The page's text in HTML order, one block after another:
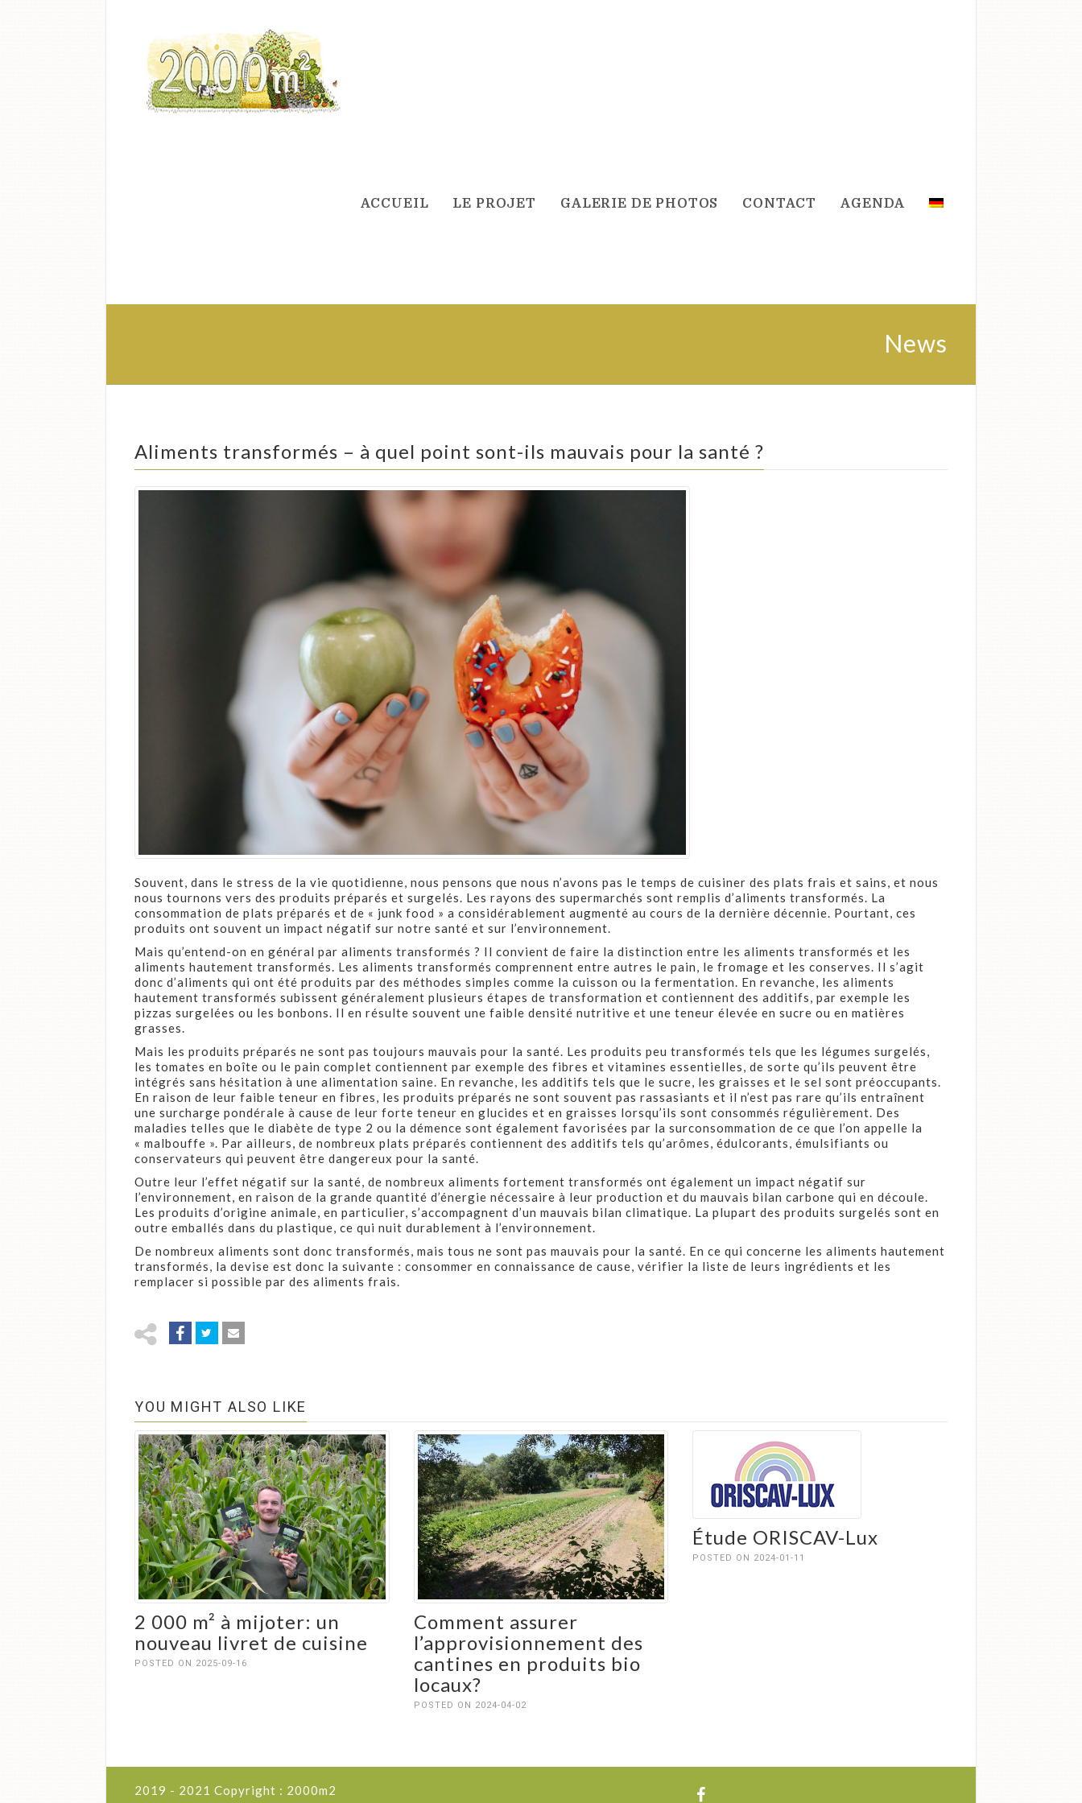
ACCUEIL LE PROJET GALERIE DE PHOTOS CONTACT AGENDA
News
Aliments transformés – à quel point sont-ils mauvais pour la santé ?
Souvent, dans le stress de la vie quotidienne, nous pensons que nous n’avons pas le temps de cuisiner des plats frais et sains, et nous
nous tournons vers des produits préparés et surgelés. Les rayons des supermarchés sont remplis d’aliments transformés. La
consommation de plats préparés et de « junk food » a considérablement augmenté au cours de la dernière décennie. Pourtant, ces
produits ont souvent un impact négatif sur notre santé et sur l’environnement.
Mais qu’entend-on en général par aliments transformés ? Il convient de faire la distinction entre les aliments transformés et les
aliments hautement transformés. Les aliments transformés comprennent entre autres le pain, le fromage et les conserves. Il s’agit
donc d’aliments qui ont été produits par des méthodes simples comme la cuisson ou la fermentation. En revanche, les aliments
hautement transformés subissent généralement plusieurs étapes de transformation et contiennent des additifs, par exemple les
pizzas surgelées ou les bonbons. Il en résulte souvent une faible densité nutritive et une teneur élevée en sucre ou en matières
grasses.
Mais les produits préparés ne sont pas toujours mauvais pour la santé. Les produits peu transformés tels que les légumes surgelés,
les tomates en boîte ou le pain complet contiennent par exemple des fibres et vitamines essentielles, de sorte qu’ils peuvent être
intégrés sans hésitation à une alimentation saine. En revanche, les additifs tels que le sucre, les graisses et le sel sont préoccupants.
En raison de leur faible teneur en fibres, les produits préparés ne sont souvent pas rassasiants et il n’est pas rare qu’ils entraînent
une surcharge pondérale à cause de leur forte teneur en glucides et en graisses lorsqu’ils sont consommés régulièrement. Des
maladies telles que le diabète de type 2 ou la démence sont également favorisées par la surconsommation de ce que l’on appelle la
« malbouffe ». Par ailleurs, de nombreux plats préparés contiennent des additifs tels qu’arômes, édulcorants, émulsifiants ou
conservateurs qui peuvent être dangereux pour la santé.
Outre leur l’effet négatif sur la santé, de nombreux aliments fortement transformés ont également un impact négatif sur
l’environnement, en raison de la grande quantité d’énergie nécessaire à leur production et du mauvais bilan carbone qui en découle.
Les produits d’origine animale, en particulier, s’accompagnent d’un mauvais bilan climatique. La plupart des produits surgelés sont en
outre emballés dans du plastique, ce qui nuit durablement à l’environnement.
De nombreux aliments sont donc transformés, mais tous ne sont pas mauvais pour la santé. En ce qui concerne les aliments hautement
transformés, la devise est donc la suivante : consommer en connaissance de cause, vérifier la liste de leurs ingrédients et les
remplacer si possible par des aliments frais.
YOU MIGHT ALSO LIKE
2 000 m² à mijoter: un
nouveau livret de cuisine
POSTED ON 2025-09-16
Comment assurer
l’approvisionnement des
cantines en produits bio
locaux?
POSTED ON 2024-04-02
Étude ORISCAV-Lux
POSTED ON 2024-01-11
2019 - 2021 Copyright : 2000m2